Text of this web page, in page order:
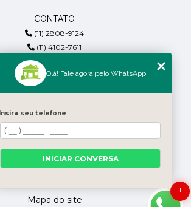
CONTATO
(11) 2808-9124
(11) 4102-7611
(11) 99918-4901
Home
Empresa
Blog
Contato
Mapa do site
1
Olá! Fale agora pelo WhatsApp
Insira seu telefone
INICIAR CONVERSA